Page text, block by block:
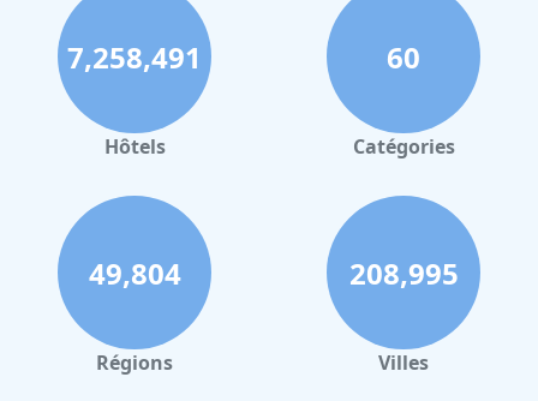
7,258,491
Hôtels
60
Catégories
49,804
Régions
208,995
Villes